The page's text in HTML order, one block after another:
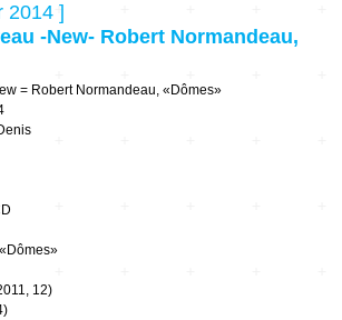
2014 ]
-New- Robert Normandeau,
= Robert Normandeau, «Dômes»
12)